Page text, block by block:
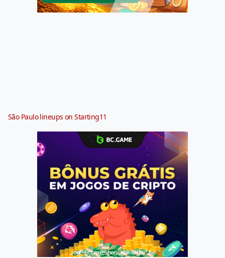
São Paulo lineups on Starting11
Jogue com responsabilidade. 18+